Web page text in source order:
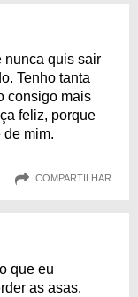
nunca quis sair
Tenho tanta
consigo mais
feliz, porque
mim.
COMPARTILHAR
que eu
as asas.